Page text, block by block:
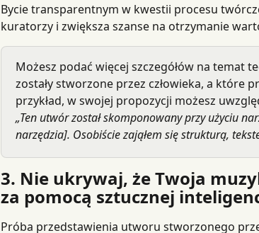
Bycie transparentnym w kwestii procesu
kuratorzy i zwiększa szanse na otrzymanie
Możesz podać więcej szczegółów na temat
zostały stworzone przez człowieka, a które
przykład, w swojej propozycji możesz
„Ten utwór został skomponowany przy użyciu
narzędzia]. Osobiście zająłem się strukturą,
3. Nie ukrywaj, że Twoja
za pomocą sztucznej
Próba przedstawienia utworu stworzonego